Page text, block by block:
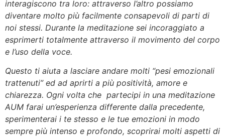
interagiscono tra loro: attraverso l’altro possiamo
diventare molto più facilmente consapevoli di parti di
noi stessi. Durante la meditazione sei incoraggiato a
esprimerti totalmente attraverso il movimento del corpo
e l’uso della voce.
Questo ti aiuta a lasciare andare molti “pesi emozionali
trattenuti” ed ad aprirti a più positività, amore e
chiarezza. Ogni volta che partecipi in una meditazione
AUM farai un’esperienza differente dalla precedente,
sperimenterai i te stesso e le tue emozioni in modo
sempre più intenso e profondo, scoprirai molti aspetti di